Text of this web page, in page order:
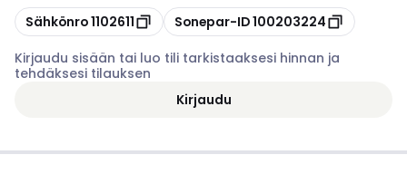
Kopioi
Sähkönro1102611 Kopioi
Sonepar-ID100203224
Kirjaudu sisään tai luo tili tarkistaaksesi hinnan ja
tehdäksesi tilauksen
Kirjaudu